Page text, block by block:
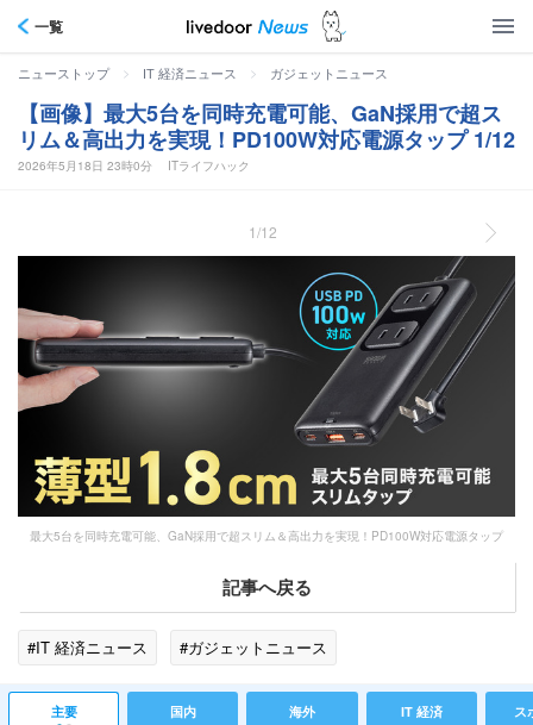
一覧
ニューストップ > IT 経済ニュース > ガジェットニュース
【画像】最大5台を同時充電可能、GaN採用で超ス
リム＆高出力を実現！PD100W対応電源タップ 1/12
2026年5月18日 23時0分 ITライフハック
1/12
最大5台を同時充電可能、GaN採用で超スリム＆高出力を実現！PD100W対応電源タップ
記事へ戻る
#IT 経済ニュース #ガジェットニュース
主要 国内 海外 IT 経済 ス